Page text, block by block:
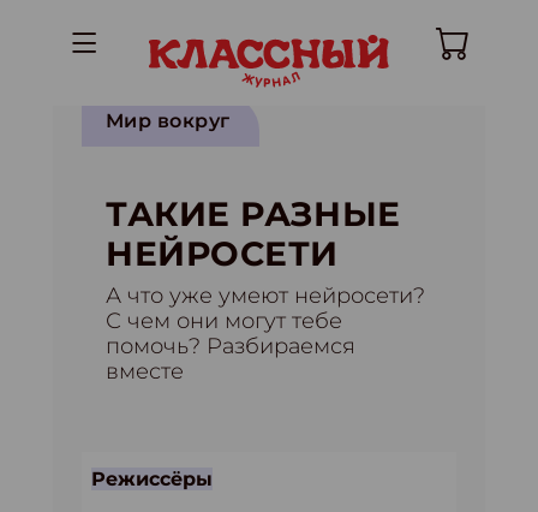
Мир вокруг
ТАКИЕ РАЗНЫЕ
НЕЙРОСЕТИ
А что уже умеют нейросети?
С чем они могут тебе
помочь? Разбираемся
вместе
Режиссёры